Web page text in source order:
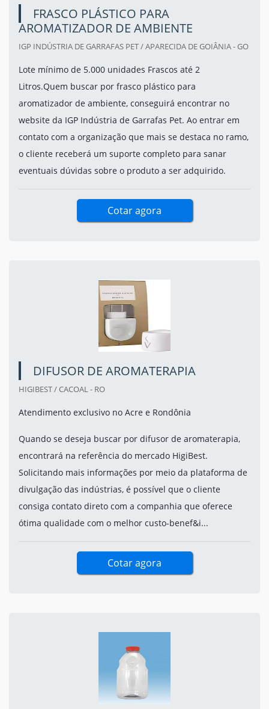
FRASCO PLÁSTICO PARA
AROMATIZADOR DE AMBIENTE
IGP INDÚSTRIA DE GARRAFAS PET / APARECIDA DE GOIÂNIA - GO
Lote mínimo de 5.000 unidades Frascos até 2
Litros.Quem buscar por frasco plástico para
aromatizador de ambiente, conseguirá encontrar no
website da IGP Indústria de Garrafas Pet. Ao entrar em
contato com a organização que mais se destaca no ramo,
o cliente receberá um suporte completo para sanar
eventuais dúvidas sobre o produto a ser adquirido.
Cotar agora
DIFUSOR DE AROMATERAPIA
HIGIBEST / CACOAL - RO
Atendimento exclusivo no Acre e Rondônia
Quando se deseja buscar por difusor de aromaterapia,
encontrará na referência do mercado HigiBest.
Solicitando mais informações por meio da plataforma de
divulgação das indústrias, é possível que o cliente
consiga contato direto com a companhia que oferece
ótima qualidade com o melhor custo-benef&i...
Cotar agora